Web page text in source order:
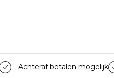
Achteraf betalen mogelijk